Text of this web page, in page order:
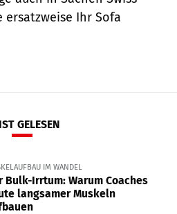
ersatzweise Ihr Sofa
GELESEN
IM WANDEL
Bulk-Irrtum: Warum Coaches
langsamer Muskeln